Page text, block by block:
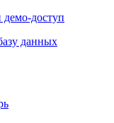
демо-доступ
данных